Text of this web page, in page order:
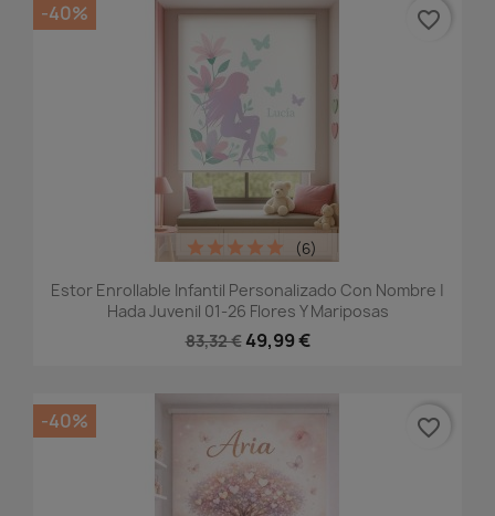
Estor Enrollable Infantil Personalizado Con Nombre |
Hada Juvenil 01-26 Flores Y Mariposas
83,32 € 49,99 €
(6)
-40% favorite_border
-40% favorite_border